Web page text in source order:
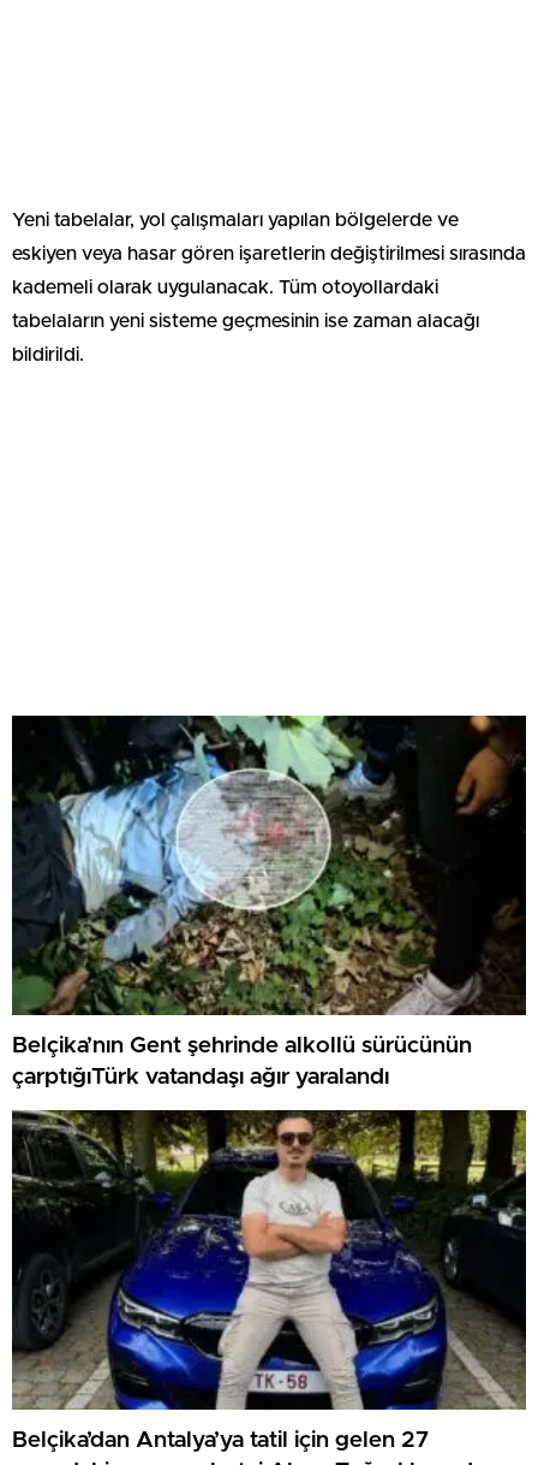
Yeni tabelalar, yol çalışmaları yapılan bölgelerde ve
eskiyen veya hasar gören işaretlerin değiştirilmesi sırasında
kademeli olarak uygulanacak. Tüm otoyollardaki
tabelaların yeni sisteme geçmesinin ise zaman alacağı
bildirildi.
Belçika’nın Gent şehrinde alkollü sürücünün
çarptığıTürk vatandaşı ağır yaralandı
Belçika’dan Antalya’ya tatil için gelen 27